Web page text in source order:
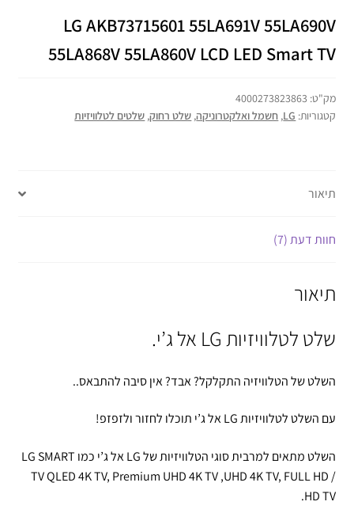
LG AKB73715601 55LA691V 55LA690V
55LA868V 55LA860V LCD LED Smart TV
מק"ט: 4000273823863
קטגוריות: LG
, חשמל ואלקטרוניקה, שלט רחוק, שלטים לטלוויזיות
תיאור
חוות דעת (7)
תיאור
שלט לטלוויזיות LG אל ג’י.
השלט של הטלוויזיה התקלקל? אבד? אין סיבה להתבאס..
עם השלט לטלוויזיות LG אל ג’י תוכלו לחזור ולזפזפ!
השלט מתאים למרבית סוגי הטלוויזיות של LG אל ג’י כמו LG SMART
TV QLED 4K TV, Premium UHD 4K TV ,UHD 4K TV, FULL HD /
HD TV.